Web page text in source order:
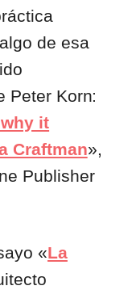
de esa
Peter Korn:
it
Craftman»,
Publisher
«La